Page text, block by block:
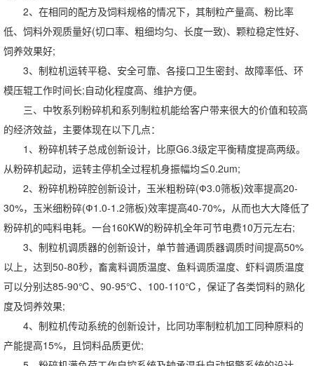
2、在相同的配方及饲料规格的情况下，其制粒产量高、粉比率
低、饲料外观质量好(切口率、粗细均匀、长度一致)、颗粒稳定性好、
饲养效果好;
3、制粒机运转平稳、安全可靠、各接口卫生密封、故障率低、环
模压辊工作时间长;自动化程度高、维护方便。
三、中牧系列粉碎机和系列制粒机能给客户带来很大的价值和较高
的经济效益，主要体现在以下几点：
1、粉碎机转子总成创新设计，比原G6.3级定平衡精度提高两级。
从粉碎机起动，运转主停机全过程机身振幅均≦0.2um;
2、粉碎机粉碎腔创新设计，玉米粗粉碎(Ф3.0筛板)效率提高20-
30%，玉米细粉碎(Ф1.0-1.2筛板)效率提高40-70%，从而也大大降低了
粉碎机的吨料电耗。一台160KW的粉碎机全年可节电费10万元左右;
3、制粒机调质器的创新设计，单节普通调质器调质时间提高50%
以上，达到50-80秒，畜禽料调质温度、鱼料调质温度、虾料调质温度
可以分别达85-90℃、90-95℃、100-110℃，保证了各类饲料的熟化
度及饲养效果;
4、制粒机传动系统的创新设计，比同功率制粒机加工同种原料的
产能提高15%，且饲料品质更优;